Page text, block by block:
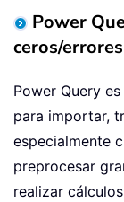
Power
ceros/errores
Power Query
para importar,
especialmente
preprocesar
realizar